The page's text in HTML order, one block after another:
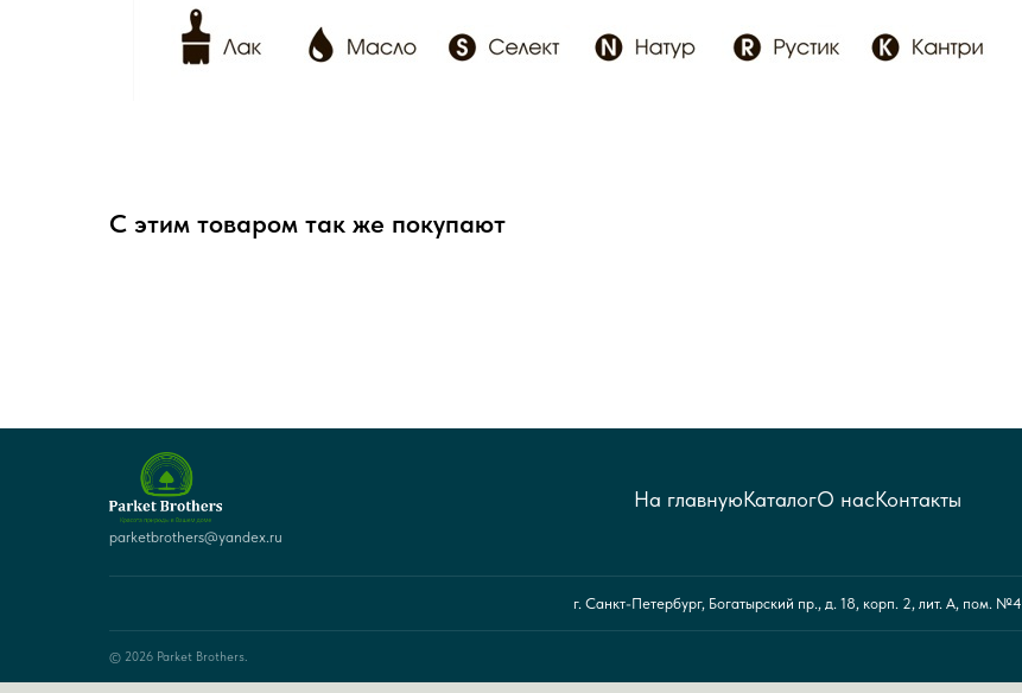
С этим товаром так же покупают
parketbrothers@yandex.ru
На главнуюКаталогО насКонтакты
г. Санкт-Петербург, Богатырский пр., д. 18, корп. 2, лит. А, пом. №4
© 2026 Parket Brothers.